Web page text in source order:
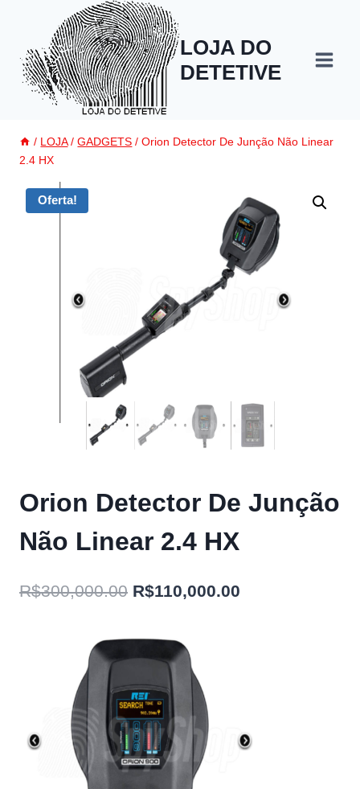
Conteúdo
LOJA DO
DETETIVE
/ LOJA / GADGETS / Orion Detector De Junção Não Linear
2.4 HX
Oferta!
Orion Detector De Junção
Não Linear 2.4 HX
R$300,000.00 O
original
R$300,000.00.
R$110,000.00